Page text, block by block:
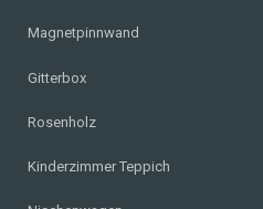
Magnetpinnwand
Gitterbox
Rosenholz
Kinderzimmer Teppich